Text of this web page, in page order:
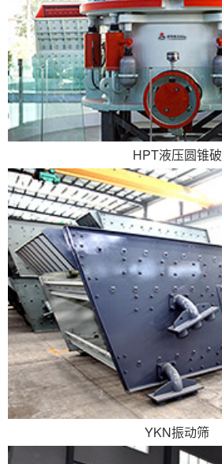
HPT液压圆锥破
YKN振动筛